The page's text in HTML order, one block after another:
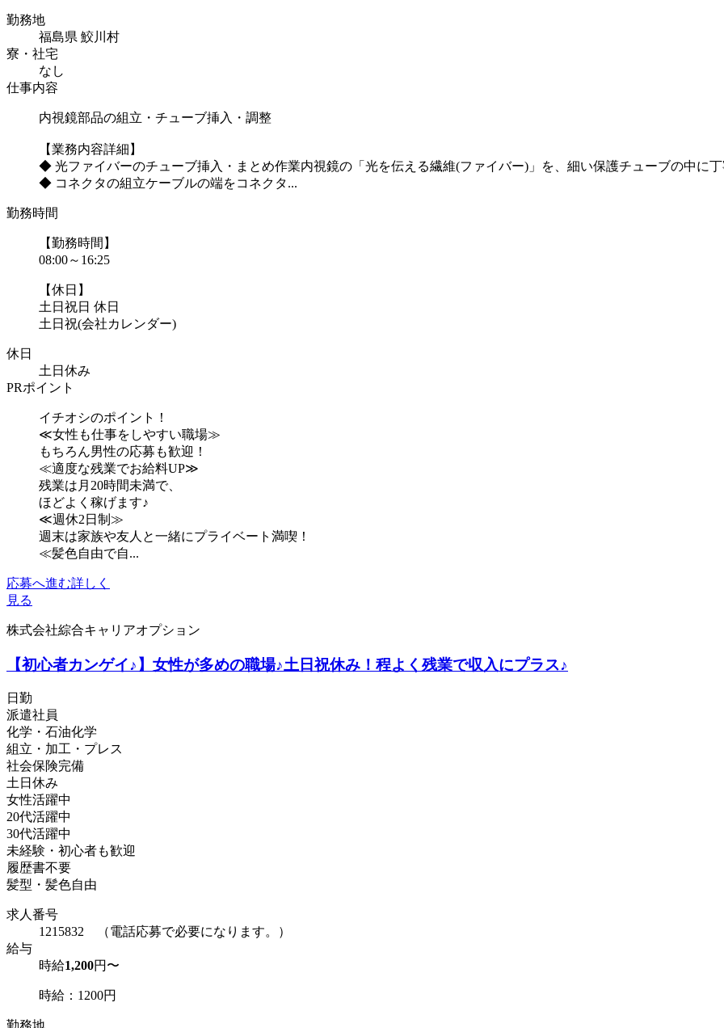
勤務地
福島県 鮫川村
寮・社宅
なし
仕事内容
内視鏡部品の組立・チューブ挿入・調整
【業務内容詳細】
◆ 光ファイバーのチューブ挿入・まとめ作業内視鏡の「光を伝える繊維(ファイバー)」を、細い保護チューブの中に丁
◆ コネクタの組立ケーブルの端をコネクタ...
勤務時間
【勤務時間】
08:00～16:25
【休日】
土日祝日 休日
土日祝(会社カレンダー)
休日
土日休み
PRポイント
イチオシのポイント！
≪女性も仕事をしやすい職場≫
もちろん男性の応募も歓迎！
≪適度な残業でお給料UP≫
残業は月20時間未満で、
ほどよく稼げます♪
≪週休2日制≫
週末は家族や友人と一緒にプライベート満喫！
≪髪色自由で自...
応募へ進む詳しく
見る
株式会社綜合キャリアオプション
【初心者カンゲイ♪】女性が多めの職場♪土日祝休み！程よく残業で収入にプラス♪
日勤
派遣社員
化学・石油化学
組立・加工・プレス
社会保険完備
土日休み
女性活躍中
20代活躍中
30代活躍中
未経験・初心者も歓迎
履歴書不要
髪型・髪色自由
求人番号
1215832 （電話応募で必要になります。）
給与
時給1,200円〜
時給：1200円